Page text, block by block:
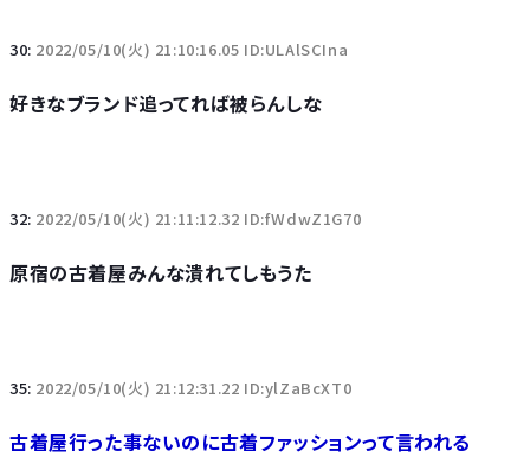
30: 2022/05/10(火) 21:10:16.05 ID:ULAlSCIna
好きなブランド追ってれば被らんしな
32: 2022/05/10(火) 21:11:12.32 ID:fWdwZ1G70
原宿の古着屋みんな潰れてしもうた
35: 2022/05/10(火) 21:12:31.22 ID:ylZaBcXT0
古着屋行った事ないのに古着ファッションって言われる